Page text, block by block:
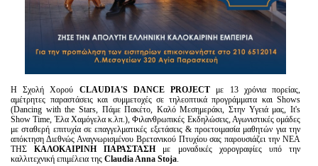
Η Σχολή Χορού CLAUDIA'S DANCE PROJECT με 13 χρόνια πορείας,
αμέτρητες παραστάσεις και συμμετοχές σε τηλεοπτικά προγράμματα και Shows
(Dancing with the Stars, Πάμε Πακέτο, Καλό Μεσημεράκι, Στην Υγειά μας, It's
Show Time, Έλα Χαμόγελα κ.λπ.), Φιλανθρωπικές Εκδηλώσεις, Αγωνιστικές ομάδες
με σταθερή επιτυχία σε επαγγελματικές εξετάσεις & προετοιμασία μαθητών για την
απόκτηση Διεθνώς Αναγνωρισμένου Βρετανικού Πτυχίου σας παρουσιάζει την ΝΕΑ
ΤΗΣΚΑΛΟΚΑΙΡΙΝΗ ΠΑΡΑΣΤΑΣΗ με μοναδικές χορογραφίες υπό την
καλλιτεχνική επιμέλεια της Claudia Anna Stoja.